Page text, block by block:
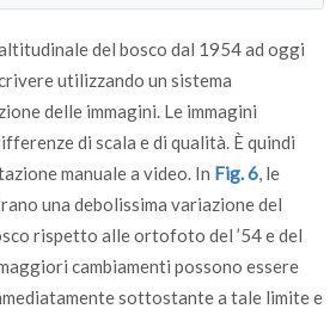
del bosco dal 1954 ad oggi
utilizzando un sistema
delle immagini. Le immagini
di scala e di qualità. È quindi
manuale a video. In Fig. 6, le
una debolissima variazione del
rispetto alle ortofoto del ’54 e del
cambiamenti possono essere
sottostante a tale limite e